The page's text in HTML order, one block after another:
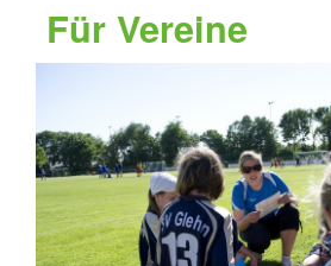
Für Vereine